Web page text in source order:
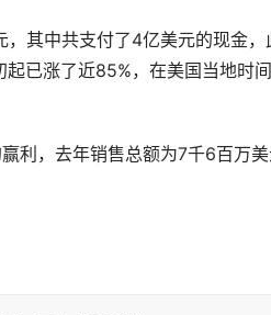
其中共支付了4亿美元的现金
已涨了近85%，在美国当地时
，去年销售总额为7千6百万